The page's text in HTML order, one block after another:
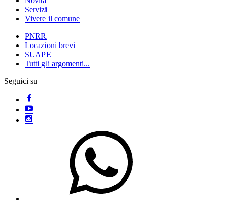
Servizi
Vivere il comune
PNRR
Locazioni brevi
SUAPE
Tutti gli argomenti...
Seguici su